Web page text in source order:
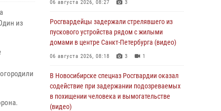
из
06 августа 2026, 08:27 3
Росгвардейцы задержали стрелявшего из
пускового устройства рядом с жилыми
домами в центре Санкт-Петербурга (видео)
06 августа 2026, 08:18 3 1
В Новосибирске спецназ Росгвардии оказал
содействие при задержании подозреваемых
в похищении человека и вымогательстве
(видео)